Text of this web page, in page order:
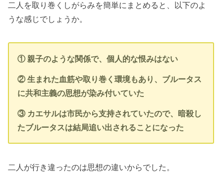
二人を取り巻くしがらみを簡単にまとめると、以下のよ
うな感じでしょうか。
① 親子のような関係で、個人的な恨みはない
② 生まれた血筋や取り巻く環境もあり、ブルータス
に共和主義の思想が染み付いていた
③ カエサルは市民から支持されていたので、暗殺し
たブルータスは結局追い出されることになった
二人が行き違ったのは思想の違いからでした。